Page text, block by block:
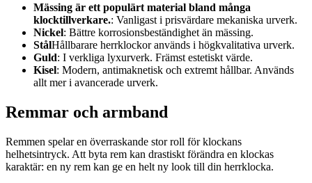
Mässing är ett populärt material bland många
klocktillverkare.: Vanligast i prisvärdare mekaniska urverk.
Nickel: Bättre korrosionsbeständighet än mässing.
StålHållbarare herrklockor används i högkvalitativa urverk.
Guld: I verkliga lyxurverk. Främst estetiskt värde.
Kisel: Modern, antimaknetisk och extremt hållbar. Används
allt mer i avancerade urverk.
Remmar och armband
Remmen spelar en överraskande stor roll för klockans
helhetsintryck. Att byta rem kan drastiskt förändra en klockas
karaktär: en ny rem kan ge en helt ny look till din herrklocka.